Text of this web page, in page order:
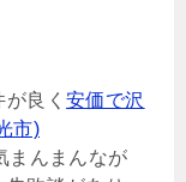
良く 安価で沢
市)
まんまんなが